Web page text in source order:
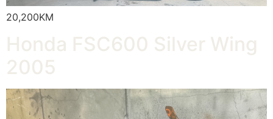
20,200KM
Honda FSC600 Silver Wing
2005